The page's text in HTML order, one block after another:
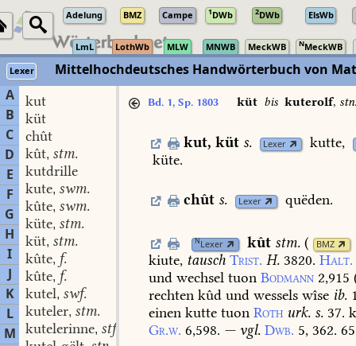
Adelung BMZ Campe 1DWb 2DWb ElsWb
LmL LothWb MLW MNWB MeckWB NMeckWB
Lexer
Mittelhochdeutsches Handwörterbuch von
A
B
C
D
E
F
G
H
I
J
K
L
M
kut
küt
chût
kût, stm.
kutdrille
kute, swm.
kûte, swm.
küte, stm.
küt, stm.
kûte, f.
kûte, f.
kutel, swf.
kuteler, stm.
kutelerinne, stf.
Bd. 1, Sp. 1803 kütbis kuterolf,
kut, küt s. Lexer kutte,
küte.
chût s. Lexer quëden.
NLexer kût stm. ( BMZ
kiute, tausch Trist. H. 3820. Halt.
und wechsel tuon Bodmann 2,915
rechten kûd und wessels wîse ib.
einen kutte tuon Roth urk. s. 37.
Gr.w. 6,598. — vgl. Dwb. 5, 362.